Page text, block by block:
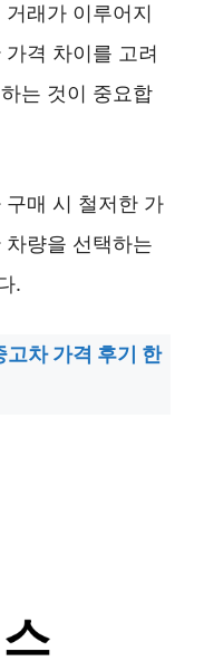
래가 이루어지
격 차이를 고려
는 것이 중요합
구매 시 철저한 가
량을 선택하는
.
차 가격 후기 한